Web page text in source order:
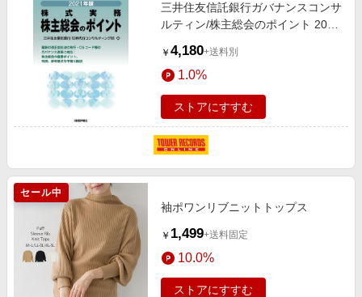
三井住友信託銀行ガバナンスコンサ
ルティン/株主総会のポイント 2021
￥ 4,180+送料別
1.0%
ストアにすすむ
セール中
袖ポワンリブニットトップス
￥ 1,499+送料固定
10.0%
ストアにすすむ